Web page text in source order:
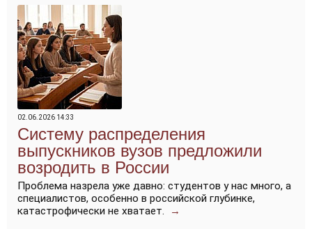
02.06.2026 14:33
Систему распределения
выпускников вузов предложили
возродить в России
Проблема назрела уже давно: студентов у нас много, а
специалистов, особенно в российской глубинке,
катастрофически не хватает.
→